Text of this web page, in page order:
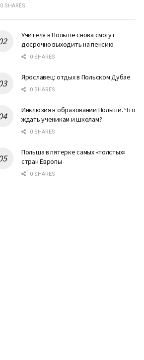
0 SHARES
Учителя в Польше снова смогут
досрочно выходить на пенсию
0 SHARES
Ярославец: отдых в Польском Дубае
0 SHARES
Инклюзия в образовании Польши. Что
ждать ученикам и школам?
0 SHARES
Польша в пятерке самых «толстых»
стран Европы
0 SHARES